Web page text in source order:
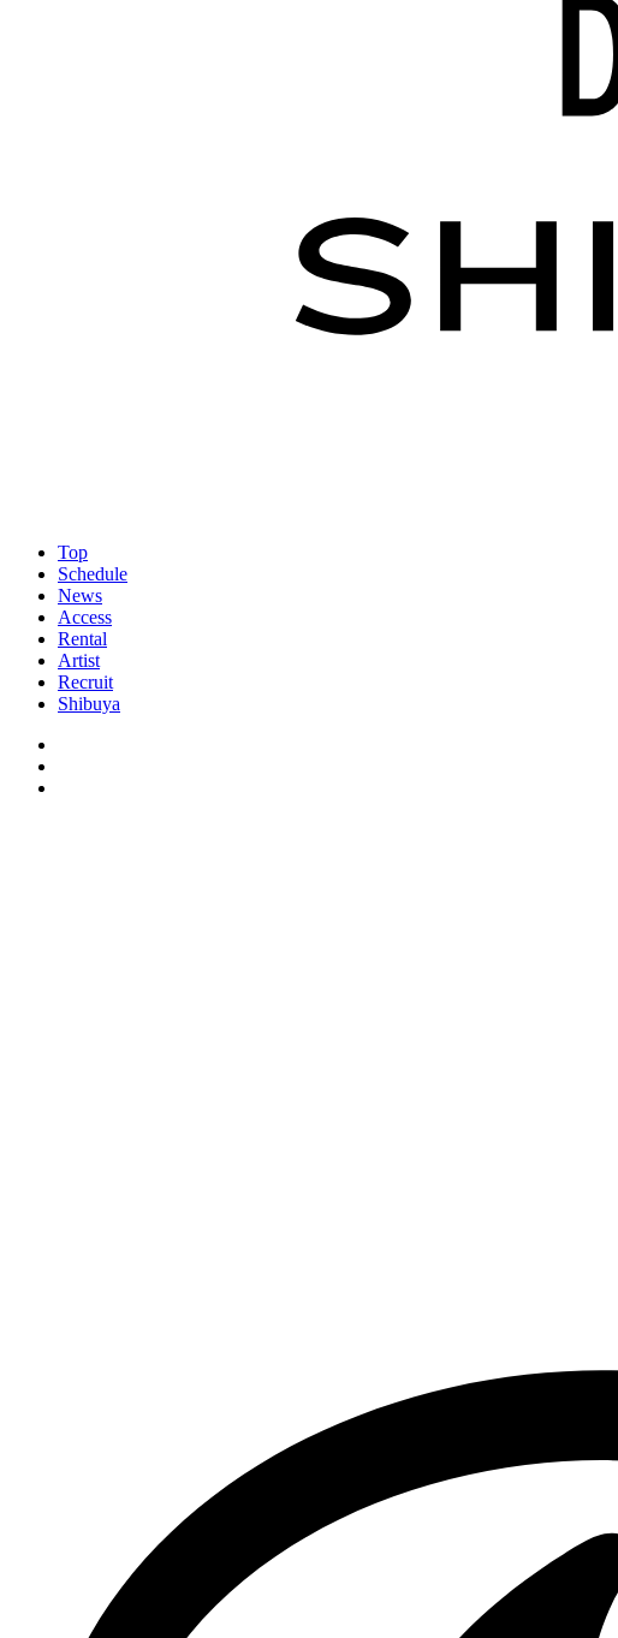
Top
Schedule
News
Access
Rental
Artist
Recruit
Shibuya